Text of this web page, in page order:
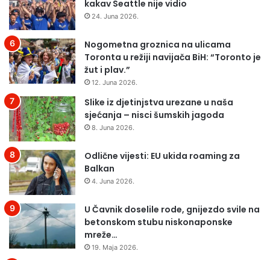
kakav Seattle nije vidio
24. Juna 2026.
Nogometna groznica na ulicama
Toronta u režiji navijača BiH: “Toronto je
žut i plav.”
12. Juna 2026.
Slike iz djetinjstva urezane u naša
sjećanja – nisci šumskih jagoda
8. Juna 2026.
Odlične vijesti: EU ukida roaming za
Balkan
4. Juna 2026.
U Čavnik doselile rode, gnijezdo svile na
betonskom stubu niskonaponske
mreže…
19. Maja 2026.